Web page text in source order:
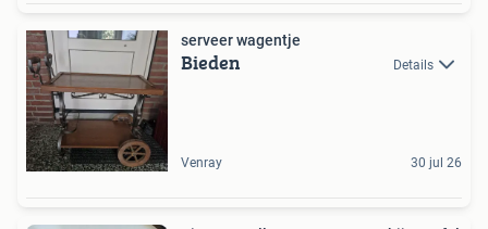
serveer wagentje
Bieden Details
Venray 30 jul 26